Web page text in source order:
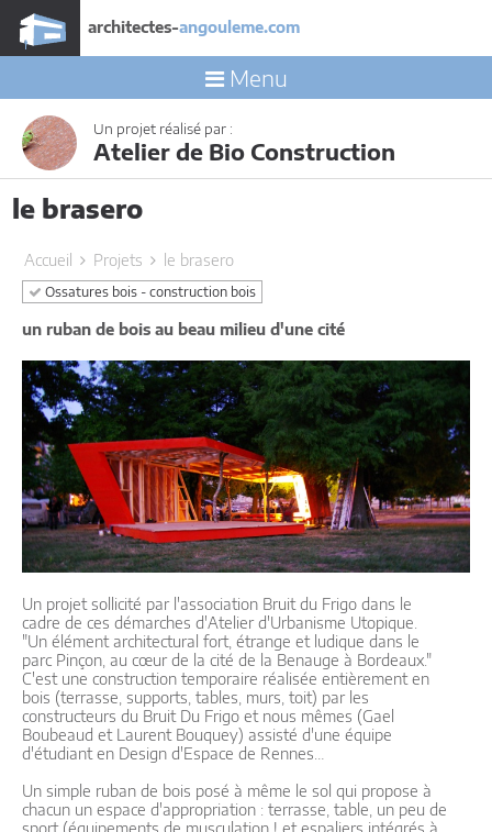
architectes-angouleme.com
Menu
Un projet réalisé par :
Atelier de Bio Construction
le brasero
Accueil Projets le brasero
Ossatures bois - construction bois
un ruban de bois au beau milieu d'une cité
Un projet sollicité par l'association Bruit du Frigo dans le
cadre de ces démarches d'Atelier d'Urbanisme Utopique.
"Un élément architectural fort, étrange et ludique dans le
parc Pinçon, au cœur de la cité de la Benauge à Bordeaux."
C'est une construction temporaire réalisée entièrement en
bois (terrasse, supports, tables, murs, toit) par les
constructeurs du Bruit Du Frigo et nous mêmes (Gael
Boubeaud et Laurent Bouquey) assisté d'une équipe
d'étudiant en Design d'Espace de Rennes…
Un simple ruban de bois posé à même le sol qui propose à
chacun un espace d'appropriation : terrasse, table, un peu de
sport (équipements de musculation ! et espaliers intégrés à